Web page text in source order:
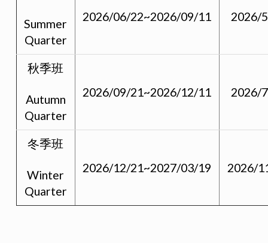
Summer
Quarter
2026/06/22~2026/09/11 2026/
秋季班
Autumn
Quarter
2026/09/21~2026/12/11 2026/
冬季班
Winter
Quarter
2026/12/21~2027/03/19 2026/